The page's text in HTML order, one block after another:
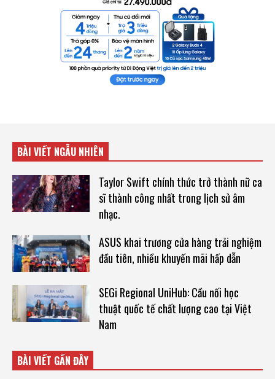
BÀI VIẾT NGẪU NHIÊN
Taylor Swift chính thức trở thành nữ ca
sĩ thành công nhất trong lịch sử âm
nhạc.
ASUS khai trương cửa hàng trải nghiệm
đầu tiên, nhiều khuyến mãi hấp dẫn
SEGi Regional UniHub: Cầu nối học
thuật quốc tế chất lượng cao tại Việt
Nam
BÀI VIẾT GẦN ĐÂY